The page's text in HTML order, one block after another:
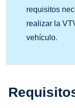
requisitos
realizar la
vehículo.